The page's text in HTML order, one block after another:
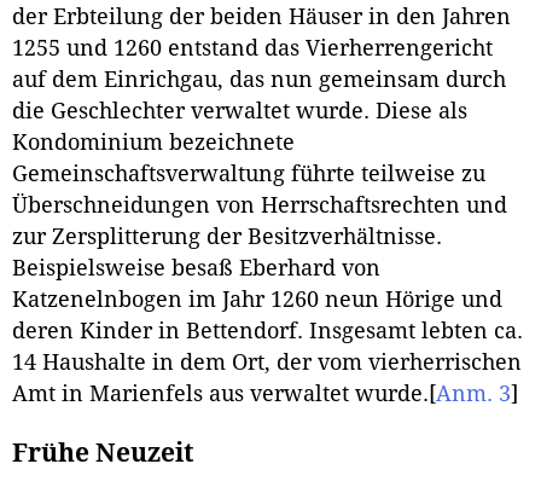
der Erbteilung der beiden Häuser in den Jahren
1255 und 1260 entstand das Vierherrengericht
auf dem Einrichgau, das nun gemeinsam durch
die Geschlechter verwaltet wurde. Diese als
Kondominium bezeichnete
Gemeinschaftsverwaltung führte teilweise zu
Überschneidungen von Herrschaftsrechten und
zur Zersplitterung der Besitzverhältnisse.
Beispielsweise besaß Eberhard von
Katzenelnbogen im Jahr 1260 neun Hörige und
deren Kinder in Bettendorf. Insgesamt lebten ca.
14 Haushalte in dem Ort, der vom vierherrischen
Amt in Marienfels aus verwaltet wurde. [Anm. 3]
Frühe Neuzeit